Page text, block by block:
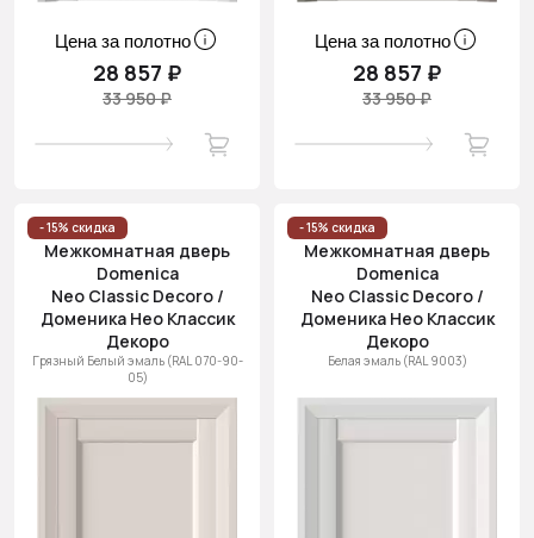
Цена за полотно
28 857 ₽
33 950 ₽
Цена за полотно
28 857 ₽
33 950 ₽
- 15% скидка
Межкомнатная дверь
Domenica
Neo Classic Decoro /
Доменика Нео Классик
Декоро
Грязный Белый эмаль (RAL 070-90-
05)
- 15% скидка
Межкомнатная дверь
Domenica
Neo Classic Decoro /
Доменика Нео Классик
Декоро
Белая эмаль (RAL 9003)